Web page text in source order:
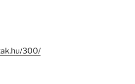
300/